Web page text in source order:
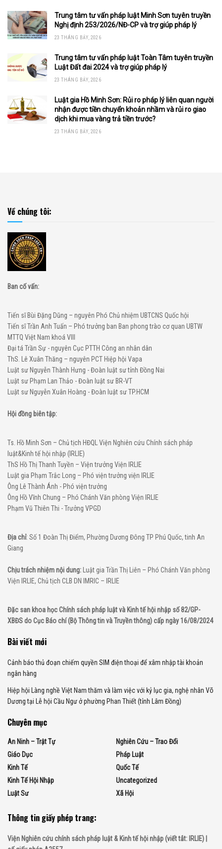
Trung tâm tư vấn pháp luật Minh Sơn tuyên truyền
Nghị định 253/2026/NĐ-CP và trợ giúp pháp lý
23 THÁNG BẢY, 2026
Trung tâm tư vấn pháp luật Toàn Tâm tuyên truyền
Luật Đất đai 2024 và trợ giúp pháp lý
23 THÁNG BẢY, 2026
Luật gia Hồ Minh Sơn: Rủi ro pháp lý liên quan người
nhận được tiền chuyển khoản nhầm và rủi ro giao
dịch khi mua vàng trả tiền trước?
23 THÁNG BẢY, 2026
Về chúng tôi:
Ban cố vấn:
Tiến sĩ Bùi Đặng Dũng – nguyên Phó Chủ nhiệm UBTCNS Quốc hội
Tiến sĩ Trần Anh Tuấn – Phó trưởng ban Ban phong trào cơ quan UBTW
MTTQ Việt Nam khoá VIII
Đại tá Trần Sự - nguyên Cục PTTH Công an nhân dân
ThS. Lê Xuân Thăng – nguyên PCT Hiệp hội Vapa
Luật sư Nguyễn Thành Hưng - Đoàn luật sư tỉnh Đồng Nai
Luật sư Phạm Lan Thảo - Đoàn luật sư BR-VT
Luật sư Nguyễn Xuân Hoàng - Đoàn luật sư TP.HCM
Hội đồng biên tập:
Ts. Hồ Minh Sơn – Chủ tịch HĐQL Viện Nghiên cứu Chính sách pháp
luật&Kinh tế hội nhập (IRLIE)
ThS Hồ Thị Thanh Tuyền – Viện trưởng Viện IRLIE
Luật gia Phạm Trắc Long – Phó viện trưởng viện IRLIE
Ông Lê Thành Ánh - Phó viện trưởng
Ông Hồ Vĩnh Chung – Phó Chánh Văn phòng Viện IRLIE
Phạm Vũ Thiên Thi - Trưởng VPGD
Địa chỉ: Số 1 Đoàn Thị Điểm, Phường Dương Đông TP Phú Quốc, tinh An
Giang
Chịu trách nhiệm nội dung: Luật gia Trần Thị Liên – Phó Chánh Văn phòng
Viện IRLIE, Chủ tịch CLB DN IMRIC – IRLIE
Đặc san khoa học Chính sách pháp luật và Kinh tế hội nhập số 82/GP-
XBĐS do Cục Báo chí (Bộ Thông tin và Truyền thông) cấp ngày 16/08/2024
Bài viết mới
Cảnh báo thủ đoạn chiếm quyền SIM điện thoại để xâm nhập tài khoản
ngân hàng
Hiệp hội Làng nghề Việt Nam thăm và làm việc với kỷ lục gia, nghệ nhân Võ
Dương tại Lễ hội Cầu Ngư ở phường Phan Thiết (tỉnh Lâm Đồng)
Chuyên mục
An Ninh – Trật Tự
Giáo Dục
Kinh Tế
Kinh Tế Hội Nhập
Luật Sư
Nghiên Cứu – Trao Đổi
Pháp Luật
Quốc Tế
Uncategorized
Xã Hội
Thông tin giấy phép trang:
Viện Nghiên cứu chính sách pháp luật & Kinh tế hội nhập (viết tắt: IRLIE) |